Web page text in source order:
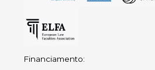
Financiamento: